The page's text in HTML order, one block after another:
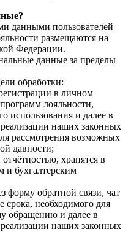
данными пользователей
размещаются на
Федерации.
данные за пределы
обработки:
в личном
лояльности,
использования и далее в
наших законных
рассмотрения возможных
давности;
хранятся в
и бухгалтерским
форму обратной связи, чат
необходимого для
обращению и далее в
наших законных